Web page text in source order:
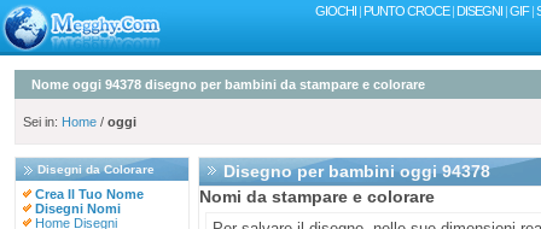
GIOCHI | PUNTO CROCE| DISEGNI |GIF|
Nome oggi 94378 disegno per bambini da stampare e colorare
Sei in: Home / oggi
Disegni da Colorare
Crea Il Tuo Nome
Disegni Nomi
Home Disegni
Disegno per bambini oggi 94378
Nomi da stampare e colorare